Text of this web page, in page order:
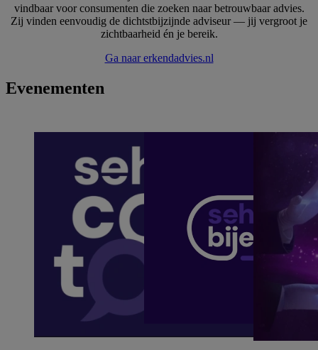
vindbaar voor consumenten die zoeken naar betrouwbaar advies.
Zij vinden eenvoudig de dichtstbijzijnde adviseur — jij vergroot je
zichtbaarheid én je bereik.
Ga naar erkendadvies.nl
Evenementen